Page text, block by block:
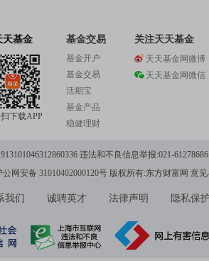
更
天基金
下载APP
基金交易
基金开户
基金交易
活期宝
基金产品
稳健理财
关注天天基金
天天基金网微博
天天基金网微信
违法和不良信息举报:021-61278686
公网安备 31010402000120号版权所有:东方财富网 意见
我们 诚聘英才 法律声明 隐私保护